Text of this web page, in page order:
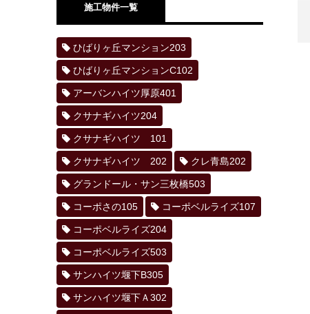
施工物件一覧
ひばりヶ丘マンション203
ひばりヶ丘マンションC102
アーバンハイツ厚原401
クサナギハイツ204
クサナギハイツ 101
クサナギハイツ 202 クレ青島202
グランドール・サン三枚橋503
コーポさの105 コーポベルライズ107
コーポベルライズ204
コーポベルライズ503
サンハイツ堰下B305
サンハイツ堰下Ａ302